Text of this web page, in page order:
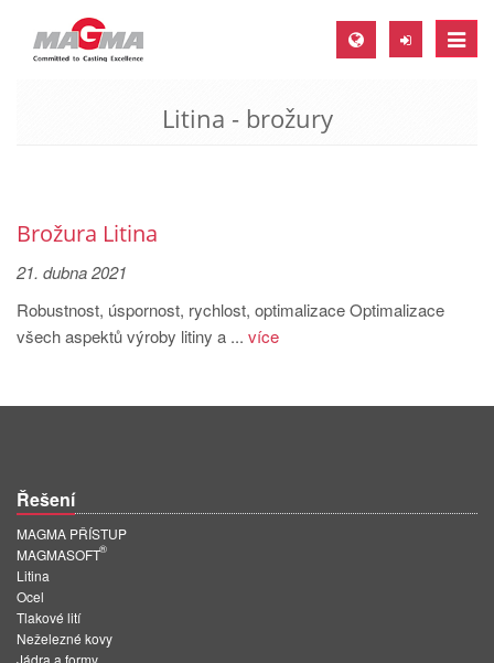
Toggle
MAGMA Europe, Germany
CS
MAGMA North-America, USA
EN
ES
PT
ES
MAGMA Türkiye
EN
TR
Litina - brožury
Brožura Litina
21. dubna 2021
Robustnost, úspornost, rychlost, optimalizace Optimalizace
všech aspektů výroby litiny a ... více
Řešení
MAGMA PŘÍSTUP
MAGMASOFT
®
Litina
Ocel
Tlakové lití
Neželezné kovy
Jádra a formy